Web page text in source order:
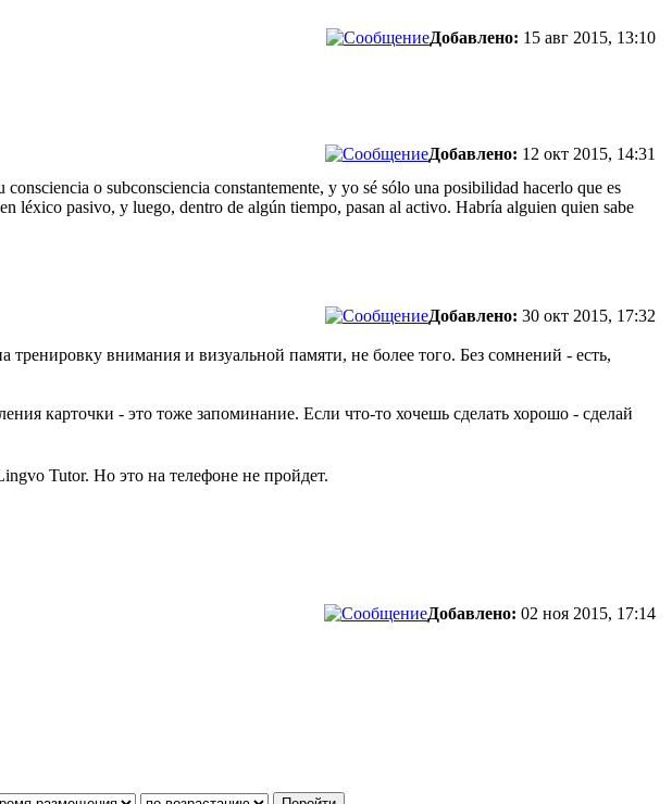
Добавлено: 15 авг 2015, 13:10
Добавлено: 12 окт 2015, 14:31
o subconsciencia constantemente, y yo sé sólo una posibilidad hacerlo que es
léxico pasivo, y luego, dentro de algún tiempo, pasan al activo. Habría alguien quien sabe
Добавлено: 30 окт 2015, 17:32
внимания и визуальной памяти, не более того. Без сомнений - есть,
карточки - это тоже запоминание. Если что-то хочешь сделать хорошо - сделай
Tutor. Но это на телефоне не пройдет.
Добавлено: 02 ноя 2015, 17:14